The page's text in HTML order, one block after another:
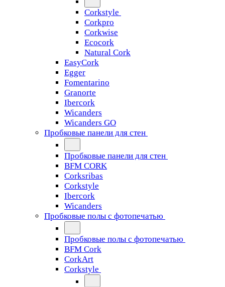
Corkstyle
Corkpro
Corkwise
Ecocork
Natural Cork
EasyCork
Egger
Fomentarino
Granorte
Ibercork
Wicanders
Wicanders GO
Пробковые панели для стен
Пробковые панели для стен
BFM CORK
Corksribas
Corkstyle
Ibercork
Wicanders
Пробковые полы с фотопечатью
Пробковые полы с фотопечатью
BFM Cork
CorkArt
Corkstyle